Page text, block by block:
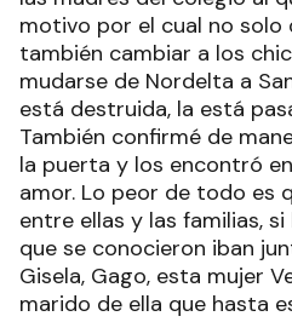
marido de ella que hasta
aparecido en escena. Es
maravillas de él, que
agregó la mamá de Charis,
ahora ex marido y mujer
el 2009 y dos años
espectacular fiesta a la
400 personas. Tras
su carrera como tenista y
ropa para chicos Juntos
Antonella y Daniele. En
anunció su retiro del